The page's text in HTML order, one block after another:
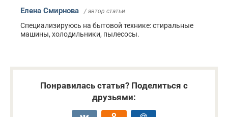
Елена Смирнова / автор статьи
Специализируюсь на бытовой технике: стиральные
машины, холодильники, пылесосы.
Понравилась статья? Поделиться с
друзьями: